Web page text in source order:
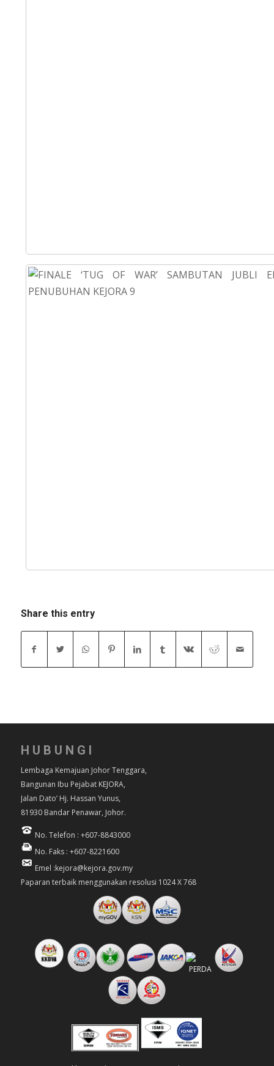
Share this entry
HUBUNGI
Lembaga Kemajuan Johor Tenggara,
Bangunan Ibu Pejabat KEJORA,
Jalan Dato’ Hj. Hassan Yunus,
81930 Bandar Penawar, Johor.
No. Telefon : +607-8843000
No. Faks : +607-8221600
Emel :kejora@kejora.gov.my
Paparan terbaik menggunakan resolusi 1024 X 768